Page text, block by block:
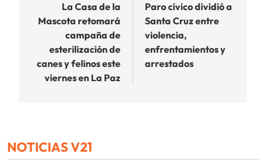
entradas
La Casa de la
Mascota retomará
campaña de
esterilización de
canes y felinos este
viernes en La Paz
Paro cívico dividió a
Santa Cruz entre
violencia,
enfrentamientos y
arrestados
NOTICIAS V21